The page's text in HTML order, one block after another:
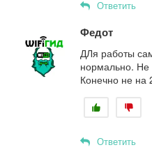
Ответить
Федот
ДЛя работы
нормально. Не
Конечно не на
Ответить